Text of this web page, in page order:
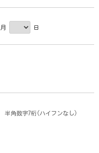
月 日
半角数字7桁(ハイフンなし)